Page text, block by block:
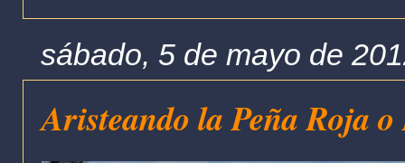
sábado, 5 de mayo de
Aristeando la Peña Roja